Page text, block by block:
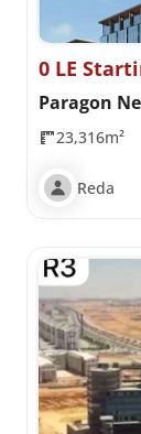
0 LE
Paragon
23,316m²
Reda